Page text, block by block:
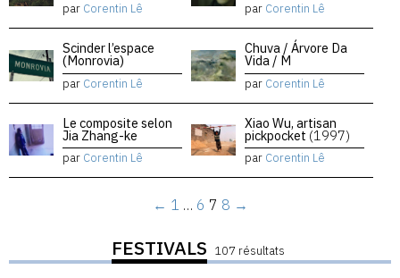
par Corentin Lê par Corentin Lê
Scinder l’espace
(Monrovia)
par Corentin Lê
Chuva / Árvore Da
Vida / M
par Corentin Lê
Le composite selon
Jia Zhang-ke
par Corentin Lê
Xiao Wu, artisan
pickpocket (1997)
par Corentin Lê
← 1 … 6 7 8 →
FESTIVALS 107 résultats